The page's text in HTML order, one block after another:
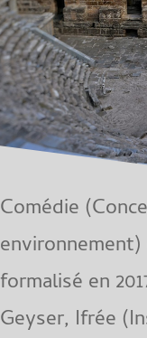
Comédie
formalisé en
Geyser, Ifrée